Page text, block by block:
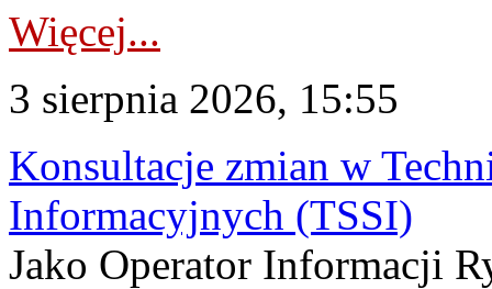
Więcej...
3 sierpnia 2026, 15:55
Konsultacje zmian w
Informacyjnych (TSSI)
Jako Operator Informacji